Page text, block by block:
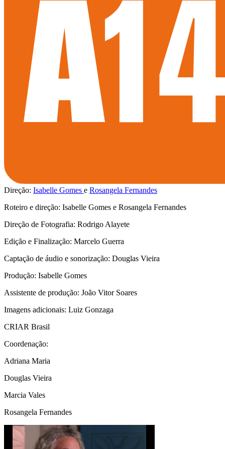
Direção: Isabelle Gomes
Rosangela Fernandes
Roteiro e direção: Isabelle Gomes e Rosangela Fernandes
Direção de Fotografia: Rodrigo Alayete
Edição e Finalização: Marcelo Guerra
Captação de áudio e sonorização: Douglas Vieira
Produção: Isabelle Gomes
Assistente de produção: João Vitor Soares
Imagens adicionais: Luiz Gonzaga
CRIAR Brasil
Coordenação:
Adriana Maria
Douglas Vieira
Marcia Vales
Rosangela Fernandes